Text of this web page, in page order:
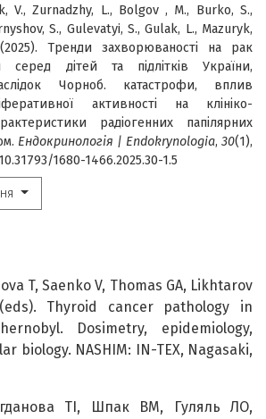
V., Zurnadzhy, L., Bolgov , M., Burko, S.,
S., Gulevatyi, S., Gulak, L., Mazuryk,
Тренди захворюваності на рак
серед дітей та підлітків України,
Чорноб. катастрофи, вплив
активності на клініко-
радіогенних папілярних
Ендокринологія | Endokrynologia, 30(1),
1680-1466.2025.30-1.5
T, Saenko V, Thomas GA, Likhtarov
Thyroid cancer pathology in
Dosimetry, epidemiology,
biology. NASHIM: IN-TEX, Nagasaki,
ТІ, Шпак ВМ, Гуляль ЛО,